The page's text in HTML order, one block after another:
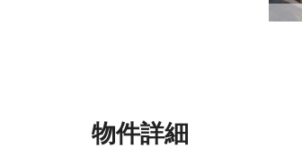
物件詳細